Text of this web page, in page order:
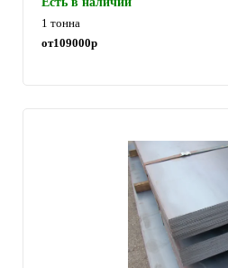
1 тонна
от109000р